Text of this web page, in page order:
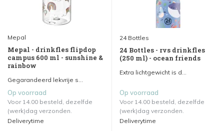
Mepal
Mepal - drinkfles flipdop
campus 600 ml - sunshine &
rainbow
Gegarandeerd lekvrije s...
Op voorraad
Voor 14.00 besteld, dezelfde
(werk)dag verzonden.
Deliverytime
24 Bottles
24 Bottles - rvs drinkfles
(250 ml) - ocean friends
Extra lichtgewicht is d...
Op voorraad
Voor 14.00 besteld, dezelfde
(werk)dag verzonden.
Deliverytime